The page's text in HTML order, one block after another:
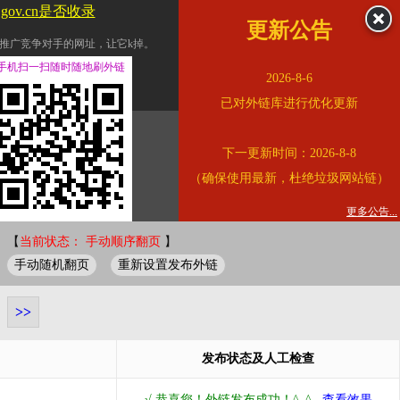
竞争对手的网址，让它k掉。
换友情链接。
的查询页面。
质量。
错误外链纠正
【 当前状态： 手动顺序翻页 】
手动随机翻页 重新设置发布外链
>>
发布状态及人工检查
是否收录
更新公告
2026-8-6
已对外链库进行优化更新
下一更新时间：2026-8-8
（确保使用最新，杜绝垃圾网站链）
更多公告...
机扫一扫随时随地刷外链